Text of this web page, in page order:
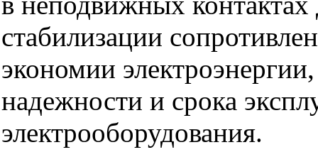
стабилизации
экономии
надежности и срока
электрооборудования.